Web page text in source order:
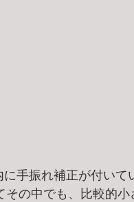
に手振れ補正が付い
その中でも、比較的